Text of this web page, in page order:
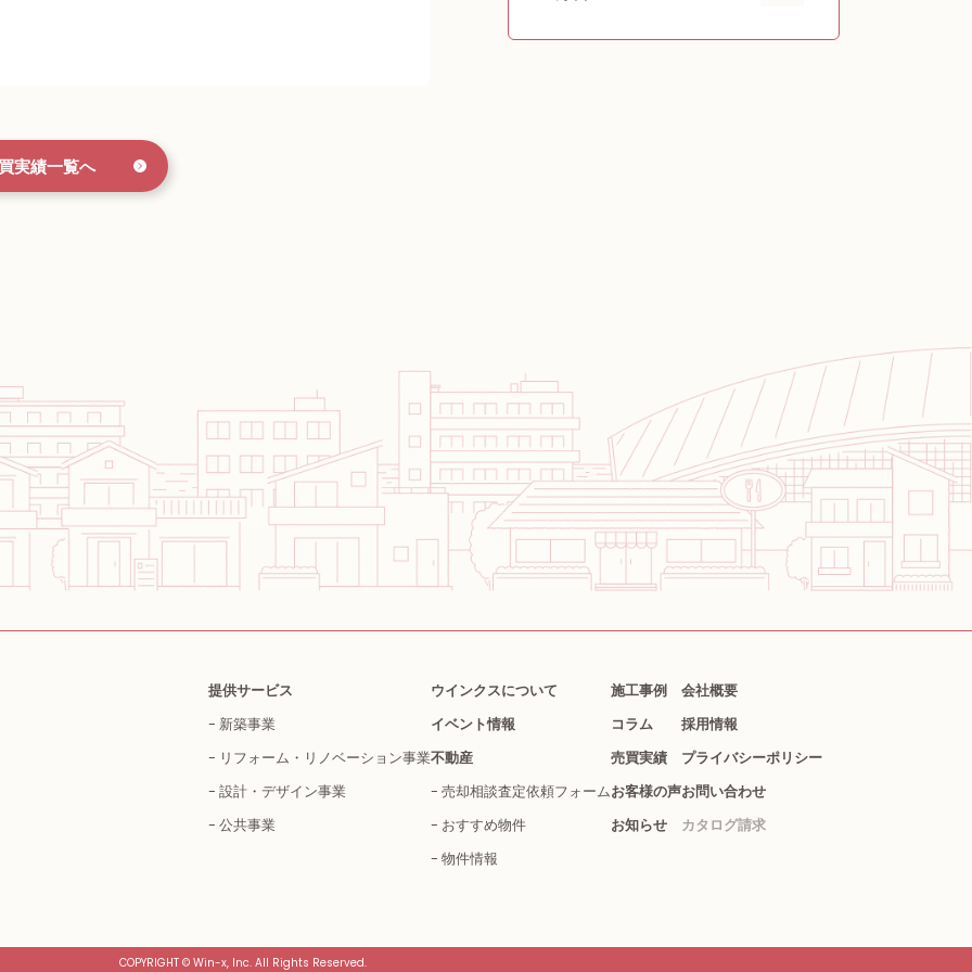
実績一覧へ
提供サービス
新築事業
リフォーム・ リノベーション事業
設計・デザイン事業
公共事業
ウインクスについて
イベント情報
不動産
売却相談査定依頼フォーム
おすすめ物件
物件情報
施工事例
コラム
売買実績
お客様の声
お知らせ
会社概要
採用情報
プライバシーポリシー
お問い合わせ
カタログ請求
COPYRIGHT © Win-x, Inc. All Rights Reserved.